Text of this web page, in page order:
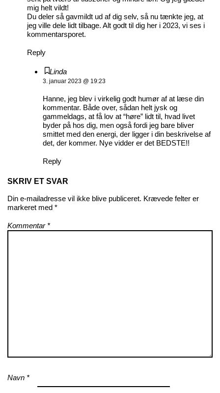
mig helt vildt!
Du deler så gavmildt ud af dig selv, så nu tænkte jeg, at
jeg ville dele lidt tilbage. Alt godt til dig her i 2023, vi ses i
kommentarsporet.
Reply
Linda
3. januar 2023 @ 19:23
Hanne, jeg blev i virkelig godt humør af at læse din
kommentar. Både over, sådan helt jysk og
gammeldags, at få lov at “høre” lidt til, hvad livet
byder på hos dig, men også fordi jeg bare bliver
smittet med den energi, der ligger i din beskrivelse af
det, der kommer. Nye vidder er det BEDSTE!!
Reply
SKRIV ET SVAR
Din e-mailadresse vil ikke blive publiceret. Krævede felter er
markeret med *
Kommentar *
Navn *